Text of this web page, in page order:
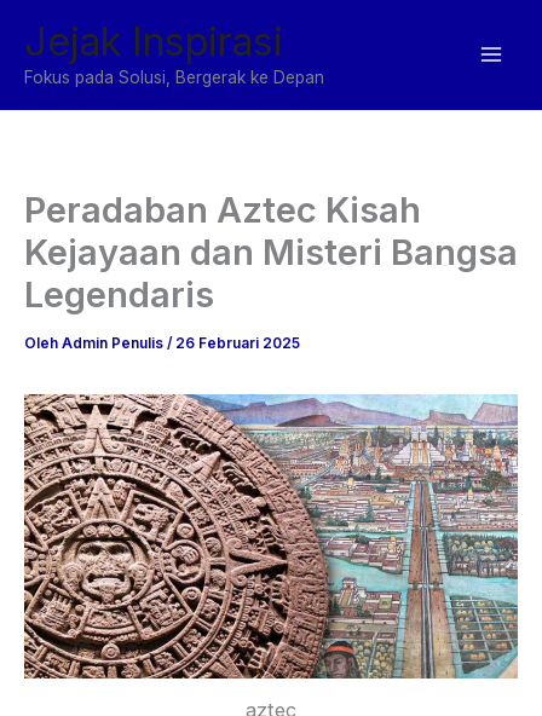
konten
Jejak Inspirasi
Fokus pada Solusi, Bergerak ke Depan
Peradaban Aztec Kisah
Kejayaan dan Misteri Bangsa
Legendaris
Oleh Admin Penulis / 26 Februari 2025
aztec